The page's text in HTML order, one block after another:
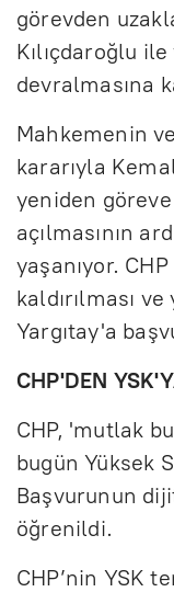
görevden
Kılıçdaroğlu
devralmasına
Mahkemenin
kararıyla
yeniden
açılmasının
yaşanıyor.
kaldırılması
Yargıtay'a
CHP'DEN
CHP, 'mutlak
bugün Yüksek
Başvurunun
öğrenildi.
CHP’nin YSK